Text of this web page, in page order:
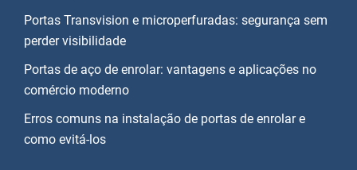
Portas Transvision e microperfuradas: segurança sem
perder visibilidade
Portas de aço de enrolar: vantagens e aplicações no
comércio moderno
Erros comuns na instalação de portas de enrolar e
como evitá-los